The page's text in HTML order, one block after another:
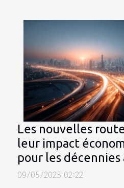
Les nouvelles
leur impact
pour les décennies
09/05/2025 02:22